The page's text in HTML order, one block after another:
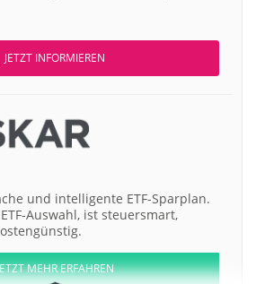
JETZT INFORMIEREN
und intelligente ETF-Sparplan.
Auswahl, ist steuersmart,
MEHR ERFAHREN